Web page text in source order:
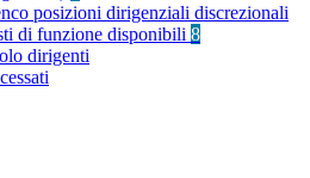
posizioni dirigenziali discrezionali
di funzione disponibili 8
dirigenti